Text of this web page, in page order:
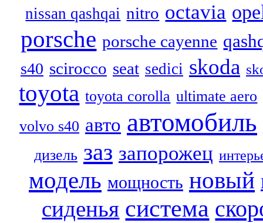
nissan qashqai nitro octavia
porsche porsche cayenne
s40 scirocco seat sedici skoda
toyota toyota corolla ultimate aero
volvo s40 авто автомобиль
дизель заз запорожец
модель мощность новый
сиденья система